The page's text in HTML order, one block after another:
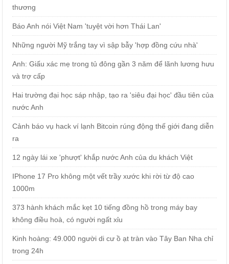
thương
Báo Anh nói Việt Nam 'tuyệt vời hơn Thái Lan'
Những người Mỹ trắng tay vì sập bẫy 'hợp đồng cứu nhà'
Anh: Giấu xác mẹ trong tủ đông gần 3 năm để lãnh lương hưu
và trợ cấp
Hai trường đại học sáp nhập, tạo ra 'siêu đại học' đầu tiên của
nước Anh
Cảnh báo vụ hack ví lạnh Bitcoin rúng động thế giới đang diễn
ra
12 ngày lái xe 'phượt' khắp nước Anh của du khách Việt
IPhone 17 Pro không một vết trầy xước khi rời từ độ cao
1000m
373 hành khách mắc kẹt 10 tiếng đồng hồ trong máy bay
không điều hoà, có người ngất xỉu
Kinh hoàng: 49.000 người di cư ồ ạt tràn vào Tây Ban Nha chỉ
trong 24h